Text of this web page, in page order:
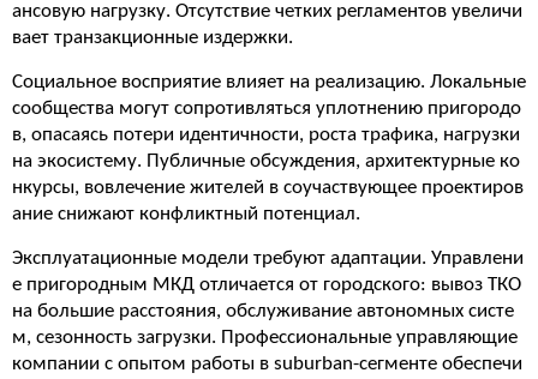
ансовую нагрузку. Отсутствие четких регламентов увеличи
вает транзакционные издержки.
Социальное восприятие влияет на реализацию. Локальные
сообщества могут сопротивляться уплотнению пригородо
в, опасаясь потери идентичности, роста трафика, нагрузки
на экосистему. Публичные обсуждения, архитектурные ко
нкурсы, вовлечение жителей в соучаствующее проектиров
ание снижают конфликтный потенциал.
Эксплуатационные модели требуют адаптации. Управлени
е пригородным МКД отличается от городского: вывоз ТКО
на большие расстояния, обслуживание автономных систе
м, сезонность загрузки. Профессиональные управляющие
компании с опытом работы в suburban-сегменте обеспечи